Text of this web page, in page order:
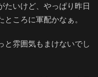
たいけど、やっぱり昨日
ころに軍配かなぁ。
と雰囲気もまけないでし